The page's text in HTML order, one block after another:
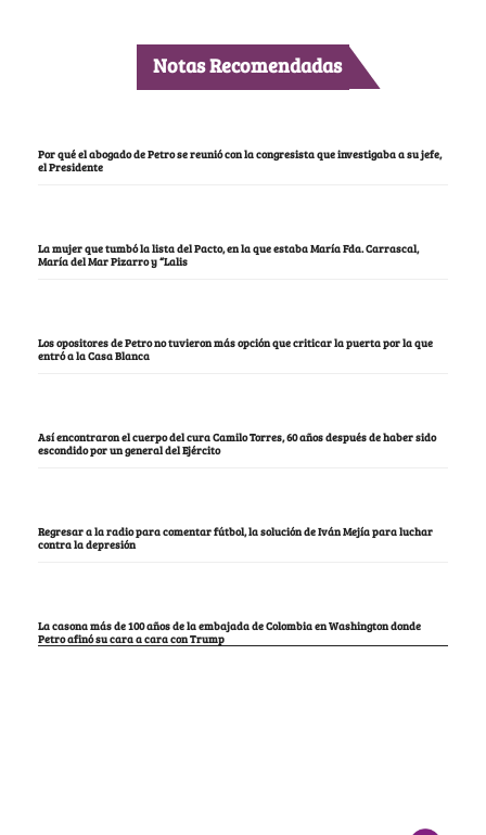
Notas Recomendadas
Por qué el abogado de Petro se reunió con la congresista que investigaba a su jefe,
el Presidente
La mujer que tumbó la lista del Pacto, en la que estaba María Fda. Carrascal,
María del Mar Pizarro y “Lalis
Los opositores de Petro no tuvieron más opción que criticar la puerta por la que
entró a la Casa Blanca
Así encontraron el cuerpo del cura Camilo Torres, 60 años después de haber sido
escondido por un general del Ejército
Regresar a la radio para comentar fútbol, la solución de Iván Mejía para luchar
contra la depresión
La casona más de 100 años de la embajada de Colombia en Washington donde
Petro afinó su cara a cara con Trump